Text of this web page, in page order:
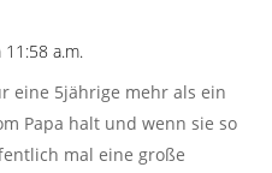
11:58 a.m.
eine 5jährige mehr als ein
Papa halt und wenn sie so
mal eine große